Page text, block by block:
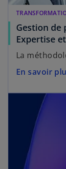
Gestion
Expertise
La
En savoir